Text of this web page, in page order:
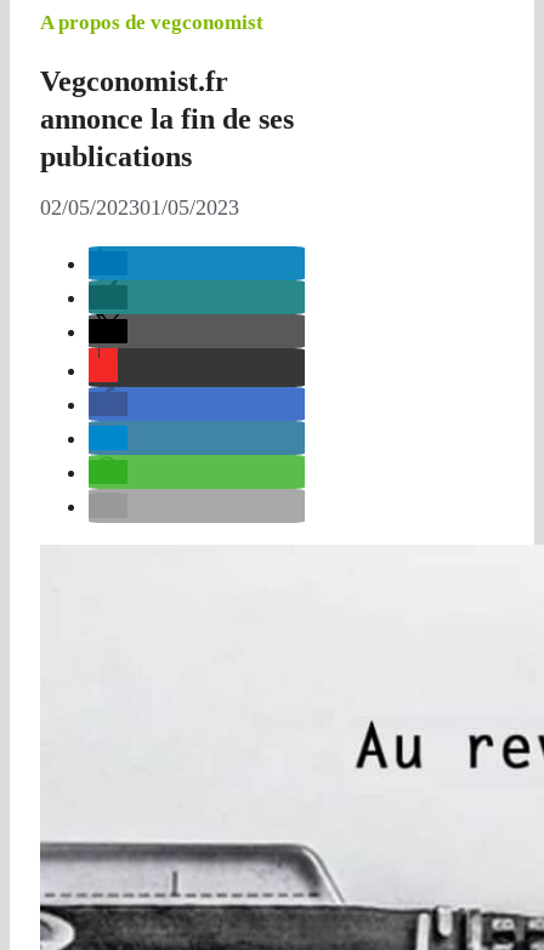
A propos de vegconomist
Vegconomist.fr
annonce la fin de ses
publications
02/05/202301/05/2023